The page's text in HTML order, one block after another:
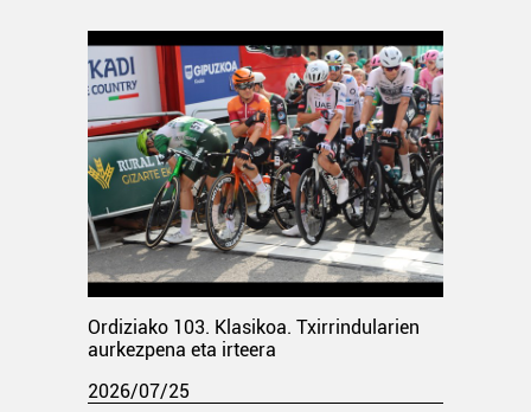
Ordiziako 103. Klasikoa. Txirrindularien
aurkezpena eta irteera
2026/07/25